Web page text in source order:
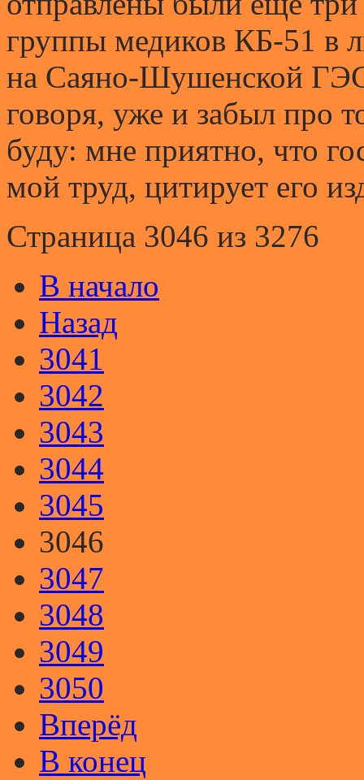
группы медиков КБ-51 в
на Саяно-Шушенской
говоря, уже и забыл про
буду: мне приятно, что
мой труд, цитирует его
Страница 3046 из 3276
В начало
Назад
3041
3042
3043
3044
3045
3046
3047
3048
3049
3050
Вперёд
В конец